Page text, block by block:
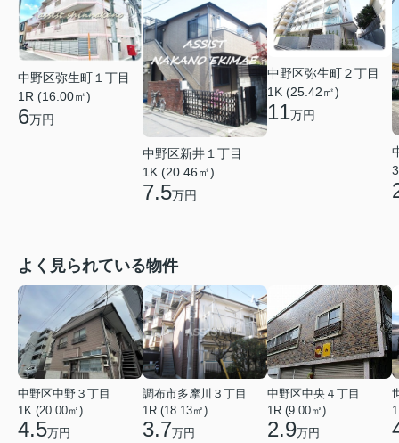
中野区弥生町１丁目
1R (16.00㎡)
6万円
中野区新井１丁目
1K (20.46㎡)
7.5万円
中野区弥生町２丁目
1K (25.42㎡)
11万円
よく見られている物件
中野区中野３丁目
1K (20.00㎡)
4.5万円
調布市多摩川３丁目
1R (18.13㎡)
3.7万円
中野区中央４丁目
1R (9.00㎡)
2.9万円